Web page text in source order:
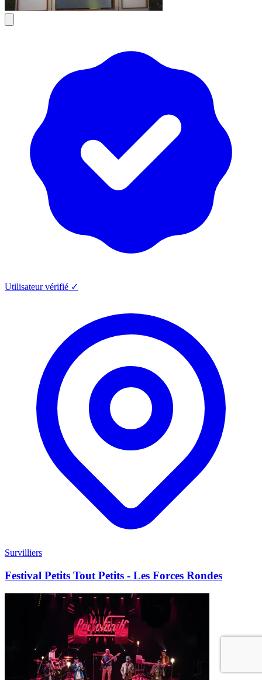
Utilisateur vérifié ✓
Survilliers
Festival Petits Tout Petits - Les Forces Rondes